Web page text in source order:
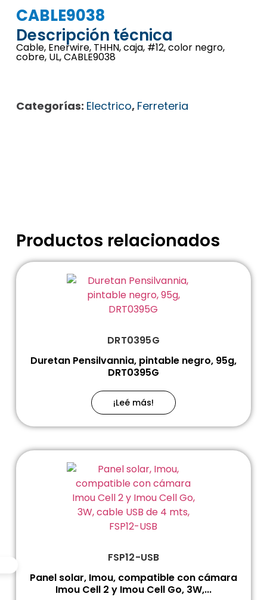
CABLE9038
Descripción técnica
Cable, Enerwire, THHN, caja, #12, color negro,
cobre, UL, CABLE9038
Categorías: Electrico, Ferreteria
Productos relacionados
DRT0395G
Duretan Pensilvannia, pintable negro, 95g,
DRT0395G
¡Leé más!
FSP12-USB
Panel solar, Imou, compatible con cámara
Imou Cell 2 y Imou Cell Go, 3W,...